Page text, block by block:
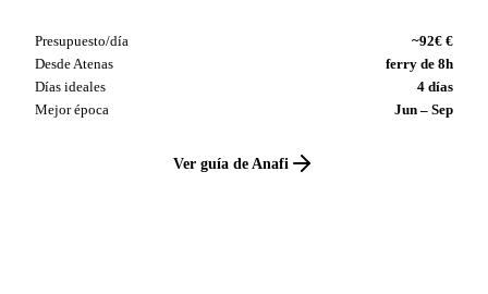
Presupuesto/día
~92€ €
Desde Atenas
ferry de 8h
Días ideales
4 días
Mejor época
Jun – Sep
Ver guía de Anafi